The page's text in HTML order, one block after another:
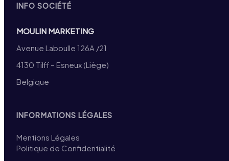
INFO SOCIÉTÉ
MOULIN MARKETING
Avenue Laboulle 126A /21
4130 Tilff – Esneux (Liège)
Belgique
INFORMATIONS LÉGALES
Mentions Légales
Politique de Confidentialité